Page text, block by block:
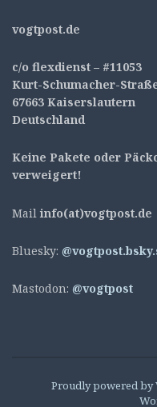
vogtpost.de
c/o flexdienst – #11053
Kurt-Schumacher-
67663 Kaiserslautern
Deutschland
Keine Pakete oder
verweigert!
Mail info(at)vogtpost.de
Bluesky:
Mastodon: @vogtpost
Proudly powered by